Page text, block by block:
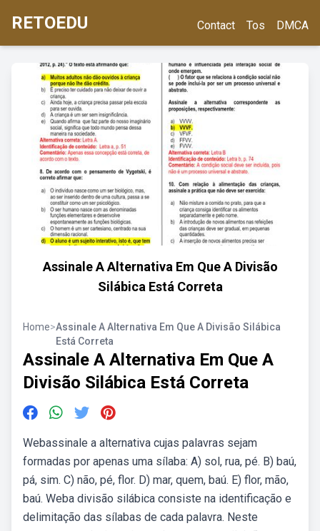
RETOEDU Contact Tos DMCA
Assinale A Alternativa Em Que A Divisão
Silábica Está Correta
Home>Assinale A Alternativa Em Que A Divisão Silábica
Está Correta
Assinale A Alternativa Em Que A
Divisão Silábica Está Correta
Webassinale a alternativa cujas palavras sejam
formadas por apenas uma sílaba: A) sol, rua, pé. B) baú,
pá, sim. C) não, pé, flor. D) mar, quem, baú. E) flor, mão,
baú. Weba divisão silábica consiste na identificação e
delimitação das sílabas de cada palavra. Neste